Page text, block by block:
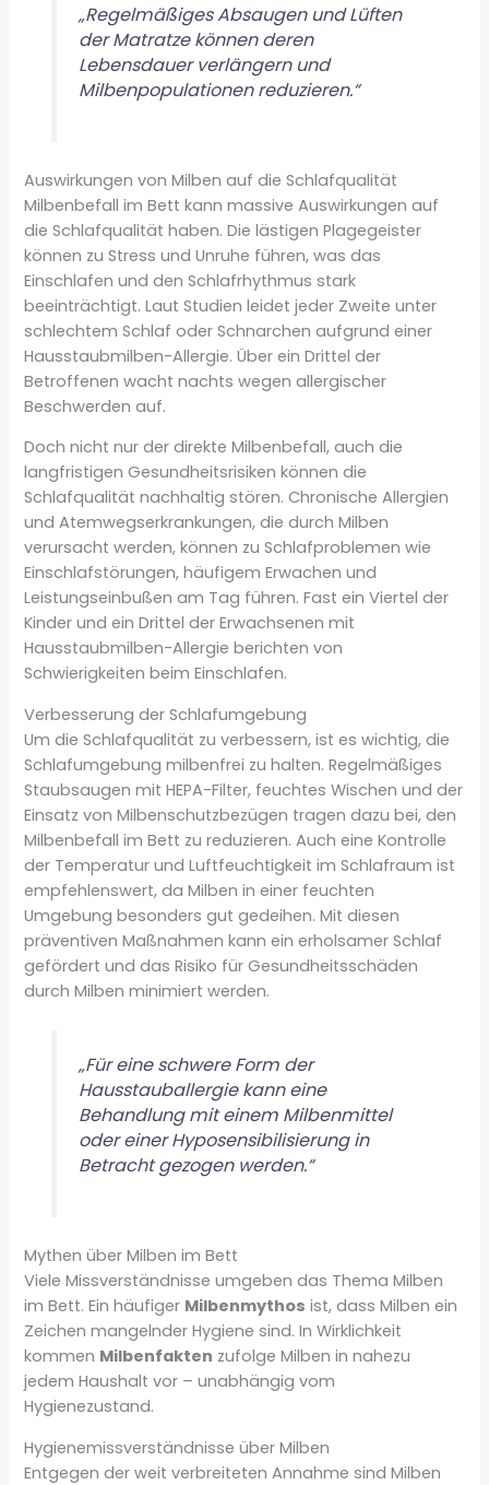
„Regelmäßiges Absaugen und Lüften
der Matratze können deren
Lebensdauer verlängern und
Milbenpopulationen reduzieren.“
Auswirkungen von Milben auf die Schlafqualität
Milbenbefall im Bett kann massive Auswirkungen auf
die Schlafqualität haben. Die lästigen Plagegeister
können zu Stress und Unruhe führen, was das
Einschlafen und den Schlafrhythmus stark
beeinträchtigt. Laut Studien leidet jeder Zweite unter
schlechtem Schlaf oder Schnarchen aufgrund einer
Hausstaubmilben-Allergie. Über ein Drittel der
Betroffenen wacht nachts wegen allergischer
Beschwerden auf.
Doch nicht nur der direkte Milbenbefall, auch die
langfristigen Gesundheitsrisiken können die
Schlafqualität nachhaltig stören. Chronische Allergien
und Atemwegserkrankungen, die durch Milben
verursacht werden, können zu Schlafproblemen wie
Einschlafstörungen, häufigem Erwachen und
Leistungseinbußen am Tag führen. Fast ein Viertel der
Kinder und ein Drittel der Erwachsenen mit
Hausstaubmilben-Allergie berichten von
Schwierigkeiten beim Einschlafen.
Verbesserung der Schlafumgebung
Um die Schlafqualität zu verbessern, ist es wichtig, die
Schlafumgebung milbenfrei zu halten. Regelmäßiges
Staubsaugen mit HEPA-Filter, feuchtes Wischen und der
Einsatz von Milbenschutzbezügen tragen dazu bei, den
Milbenbefall im Bett zu reduzieren. Auch eine Kontrolle
der Temperatur und Luftfeuchtigkeit im Schlafraum ist
empfehlenswert, da Milben in einer feuchten
Umgebung besonders gut gedeihen. Mit diesen
präventiven Maßnahmen kann ein erholsamer Schlaf
gefördert und das Risiko für Gesundheitsschäden
durch Milben minimiert werden.
„Für eine schwere Form der
Hausstauballergie kann eine
Behandlung mit einem Milbenmittel
oder einer Hyposensibilisierung in
Betracht gezogen werden.“
Mythen über Milben im Bett
Viele Missverständnisse umgeben das Thema Milben
im Bett. Ein häufiger Milbenmythos ist, dass Milben ein
Zeichen mangelnder Hygiene sind. In Wirklichkeit
kommen Milbenfakten zufolge Milben in nahezu
jedem Haushalt vor – unabhängig vom
Hygienezustand.
Hygienemissverständnisse über Milben
Entgegen der weit verbreiteten Annahme sind Milben